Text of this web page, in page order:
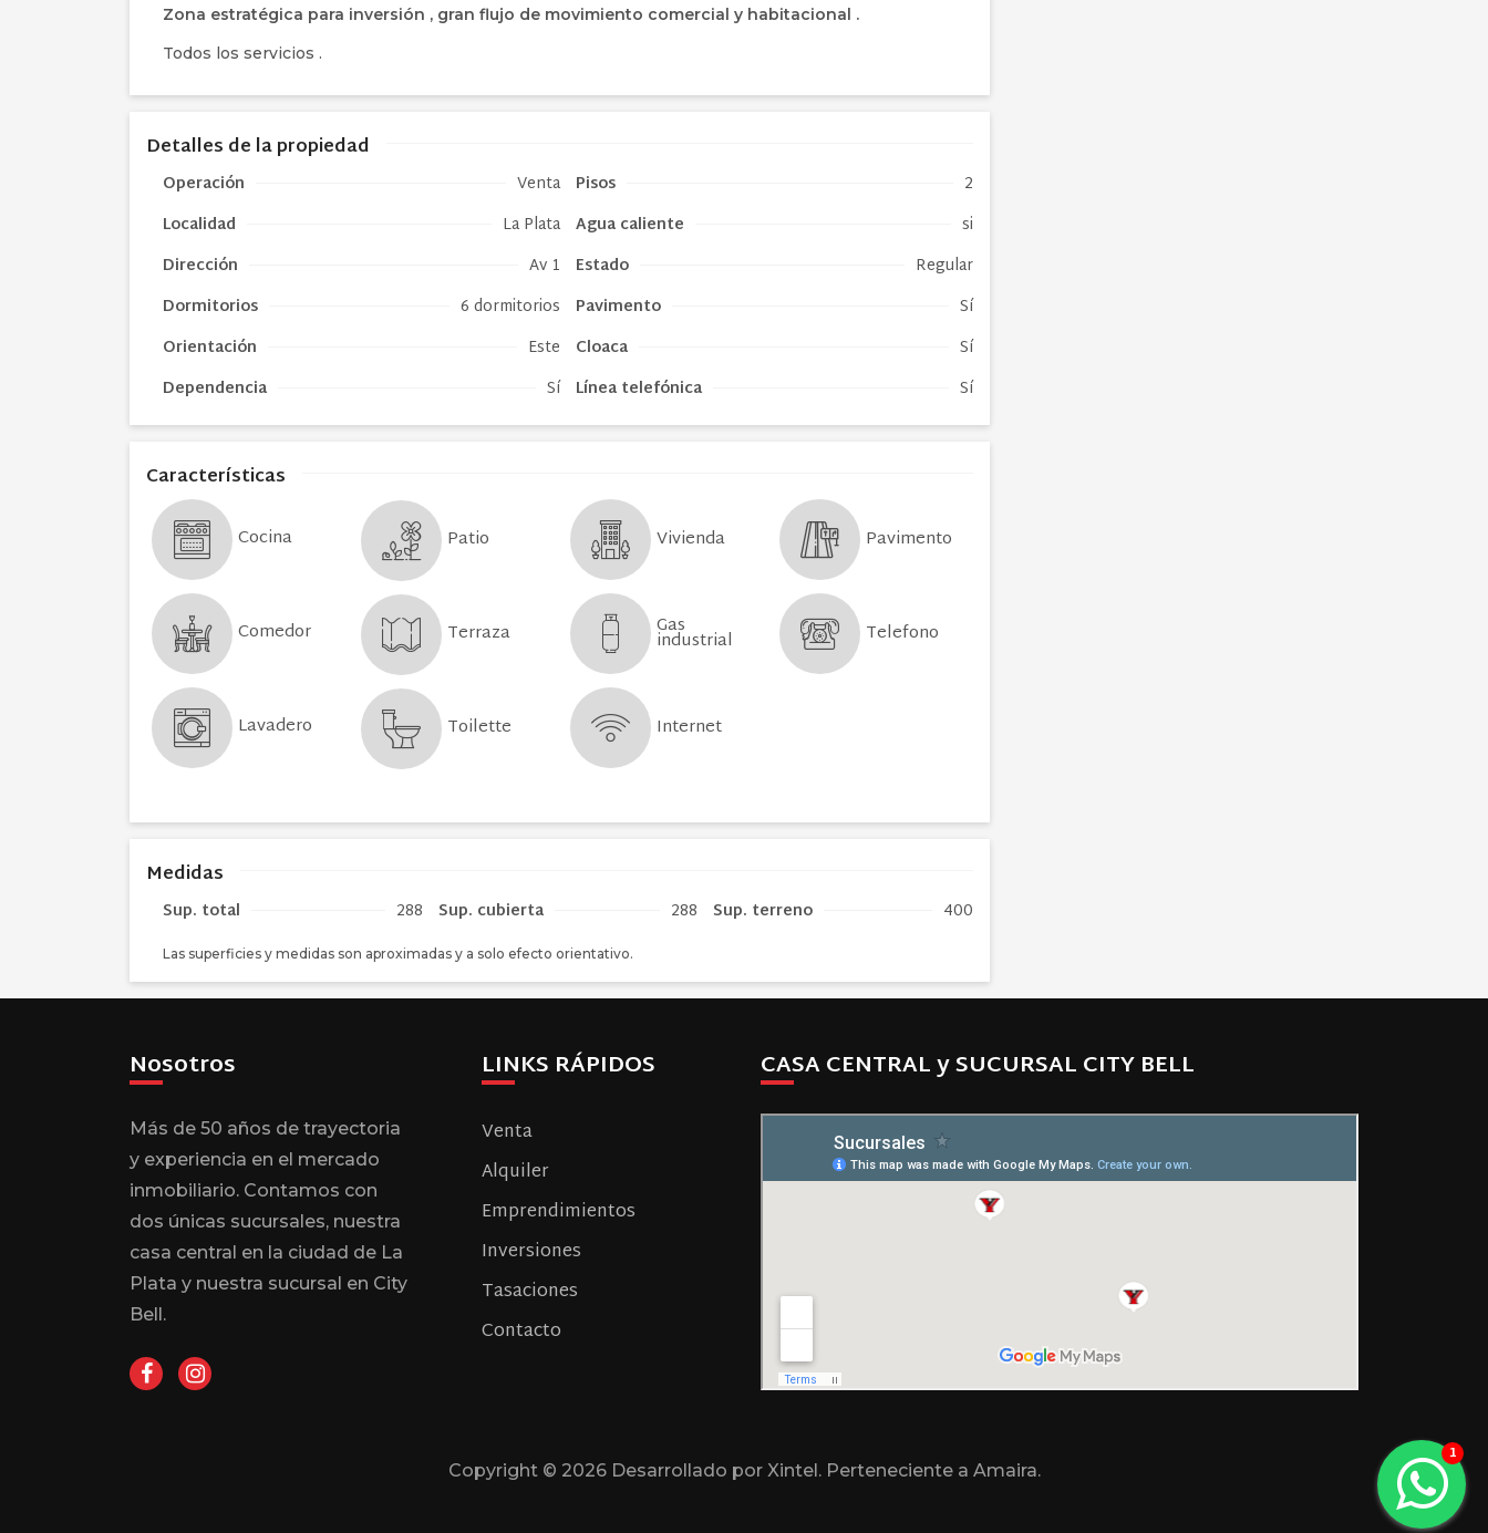
Zona estratégica para inversión , gran flujo de movimiento comercial y habitacional .
Todos los servicios .
Detalles de la propiedad
Operación
Venta
Localidad
La Plata
Dirección
Av 1
Dormitorios
6 dormitorios
Orientación
Este
Dependencia
Sí
Pisos
2
Agua caliente
si
Estado
Regular
Pavimento
Sí
Cloaca
Sí
Línea telefónica
Sí
Características
Cocina
Comedor
Lavadero
Patio
Terraza
Toilette
Vivienda
Gas
industrial
Internet
Pavimento
Telefono
Medidas
Sup. total 288 Sup. cubierta 288 Sup. terreno 400
Las superficies y medidas son aproximadas y a solo efecto orientativo.
Nosotros
Más de 50 años de trayectoria
y experiencia en el mercado
inmobiliario. Contamos con
dos únicas sucursales, nuestra
casa central en la ciudad de La
Plata y nuestra sucursal en City
Bell.
LINKS RÁPIDOS
Venta
Alquiler
Emprendimientos
Inversiones
Tasaciones
Contacto
CASA CENTRAL y SUCURSAL CITY BELL
Copyright © 2026 Desarrollado por Xintel. Perteneciente a Amaira.